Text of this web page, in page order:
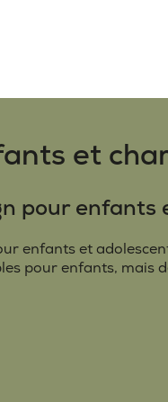
et
pour enfants
enfants et
pour enfants, mais